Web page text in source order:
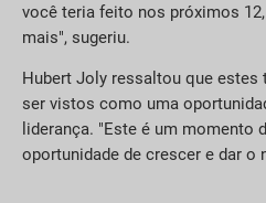
você teria feito nos próximos
mais", sugeriu.
Hubert Joly ressaltou que estes
ser vistos como uma
liderança. "Este é um momento
oportunidade de crescer e dar o